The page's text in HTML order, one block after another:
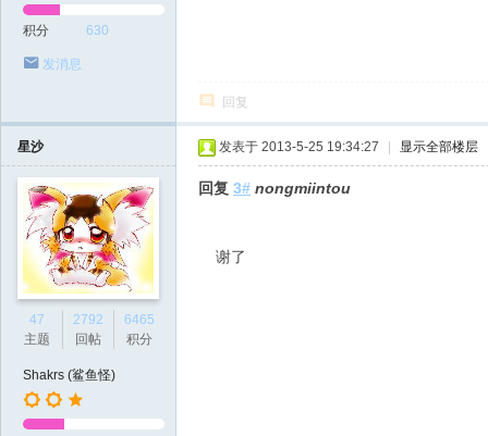
积分 630
发消息
回复
星沙
47
主题
2792
回帖
6465
积分
Shakrs (鲨鱼怪)
发表于 2013-5-25 19:34:27 显示全部楼层
回复 3# nongmiintou
谢了